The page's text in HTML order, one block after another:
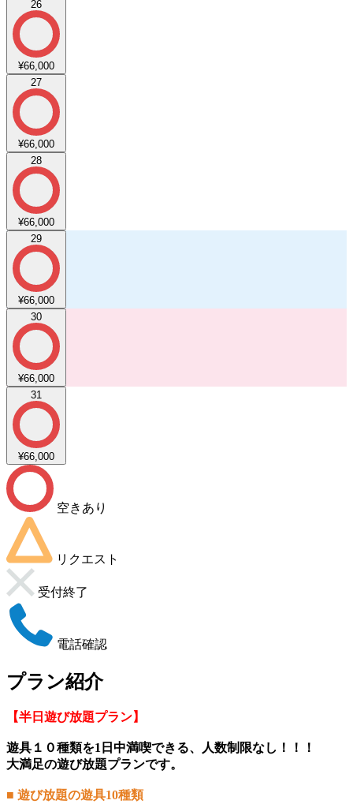
26
¥66,000
27
¥66,000
28
¥66,000
29
¥66,000
30
¥66,000
31
¥66,000
空きあり
リクエスト
受付終了
電話確認
プラン紹介
【半日遊び放題プラン】
遊具１０種類を1日中満喫できる、人数制限なし！！！
大満足の遊び放題プランです。
■ 遊び放題の遊具10種類